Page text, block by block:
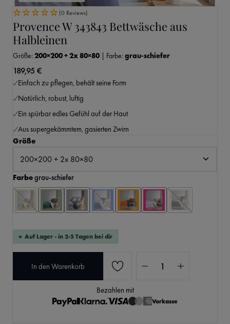
(0 Reviews)
Provence W 343843 Bettwäsche aus
Halbleinen
Größe: 200×200 + 2x 80×80 | Farbe: grau-schiefer
189,95 €
Einfach zu pflegen, behält seine Form
Natürlich, robust, luftig
Ein spürbar edles Gefühl auf der Haut
Aus supergekämmtem, gasierten Zwirn
Größeauswählen
Farbeauswählen
grau-schiefer
Auf Lager - in 2-5 Tagen bei dir
In den Warenkorb
Bezahlen mit
Vorkasse